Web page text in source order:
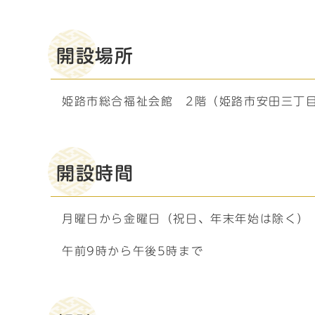
開設場所
姫路市総合福祉会館 2階（姫路市安田三丁
開設時間
月曜日から金曜日（祝日、年末年始は除く）
午前9時から午後5時まで